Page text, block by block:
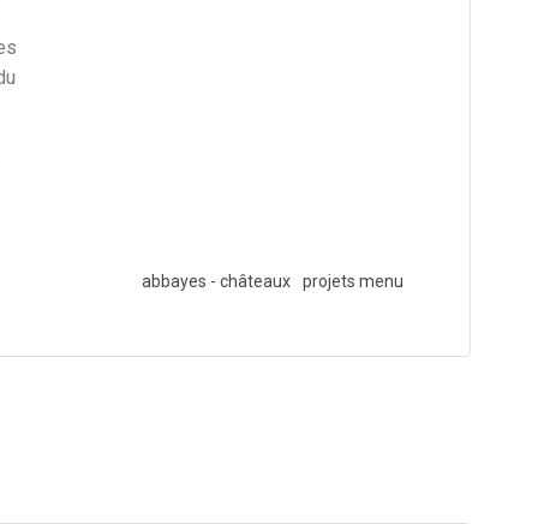
abbayes - châteaux projets menu